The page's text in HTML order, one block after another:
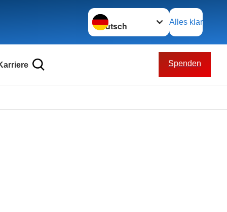
Sprache wechseln zu
Alles klar
Spenden